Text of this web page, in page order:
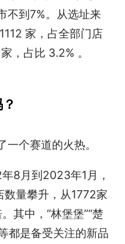
不到7%。从选址来
家，占全部门店
，占比 3.2% 。
个赛道的火热。
8月到2023年1月，
数量攀升，从1772家
其中，“林堡堡”“楚
都是备受关注的新品